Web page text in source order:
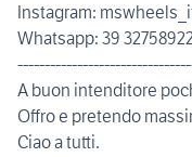
Instagram:
Whatsapp: 39
A buon intenditore
Offro e pretendo
Ciao a tutti.